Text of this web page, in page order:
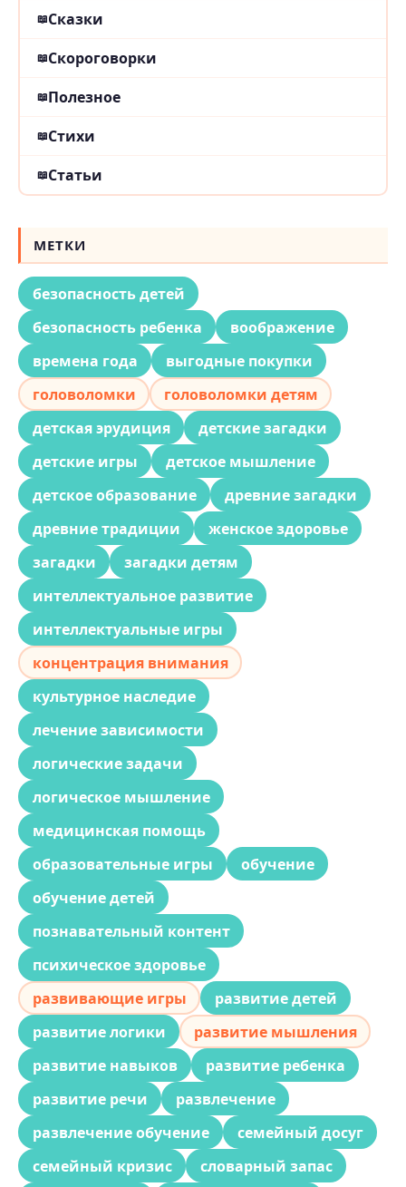
Сказки
Скороговорки
Полезное
Стихи
Статьи
МЕТКИ
безопасность детей
безопасность ребенка
воображение
времена года
выгодные покупки
головоломки
головоломки детям
детская эрудиция
детские загадки
детские игры
детское мышление
детское образование
древние загадки
древние традиции
женское здоровье
загадки
загадки детям
интеллектуальное развитие
интеллектуальные игры
концентрация внимания
культурное наследие
лечение зависимости
логические задачи
логическое мышление
медицинская помощь
образовательные игры
обучение
обучение детей
познавательный контент
психическое здоровье
развивающие игры
развитие детей
развитие логики
развитие мышления
развитие навыков
развитие ребенка
развитие речи
развлечение
развлечение обучение
семейный досуг
семейный кризис
словарный запас